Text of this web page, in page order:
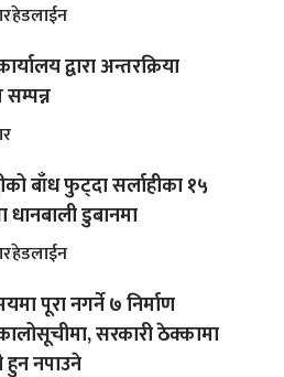
हेडलाईन
द्वारा अन्तरक्रिया
सम्पन्न
बाँध फुट्दा सर्लाहीका १५
धानबाली डुबानमा
हेडलाईन
पूरा नगर्ने ७ निर्माण
सरकारी ठेक्कामा
नपाउने